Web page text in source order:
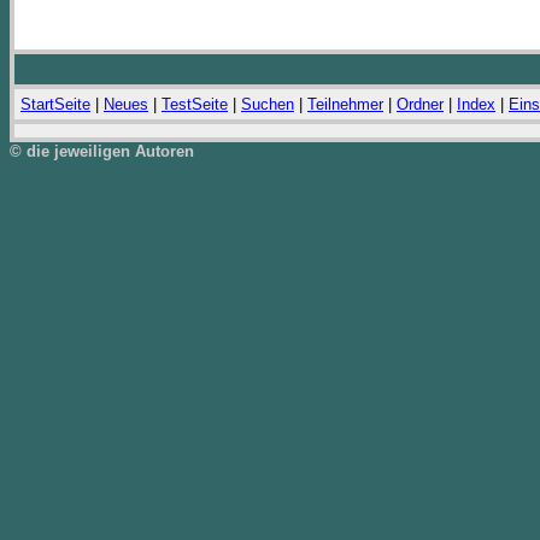
StartSeite Neues TestSeite Suchen Teilnehmer| Ordner| Index
© die jeweiligen Autoren